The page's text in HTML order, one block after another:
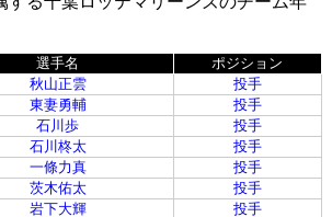
選手名
ポジション
秋山正雲
投手
東妻勇輔
投手
石川歩
投手
石川柊太
投手
一條力真
投手
茨木佑太
投手
岩下大輝 投手